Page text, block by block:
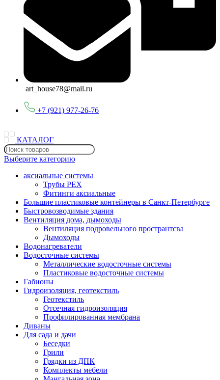
art_house78@mail.ru
+7 (921) 977-26-76
КАТАЛОГ
Выберите категорию
аксиальные системы
Трубы PEX
Фитинги аксиальные
Большие пластиковые контейнеры в Санкт-Петербурге
Быстровозводимые здания
Вентиляция дома, дымоходы
Вентиляция подровельного пространтсва
Дымоходы
Водонагреватели
Водосточные системы
Металлические водосточные системы
Пластиковые водосточные системы
Габионы
Гидроизоляция, геотекстиль
Геотекстиль
Отсечная гидроизоляция
Профилированная мембрана
Диваны
Для сада и дачи
Беседки
Грили
Грядки из ДПК
Комплекты мебели